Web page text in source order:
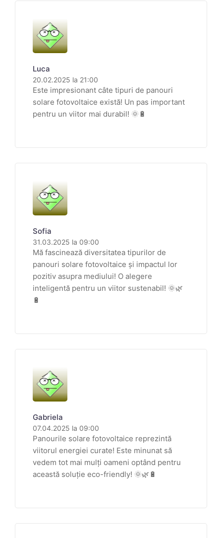
Luca
20.02.2025 la 21:00
Este impresionant câte tipuri de panouri
solare fotovoltaice există! Un pas important
pentru un viitor mai durabil! 🌞🔋
Sofia
31.03.2025 la 09:00
Mă fascinează diversitatea tipurilor de
panouri solare fotovoltaice și impactul lor
pozitiv asupra mediului! O alegere
inteligentă pentru un viitor sustenabil! 🌞🌿
🔋
Gabriela
07.04.2025 la 09:00
Panourile solare fotovoltaice reprezintă
viitorul energiei curate! Este minunat să
vedem tot mai mulți oameni optând pentru
această soluție eco-friendly! 🌞🌿🔋